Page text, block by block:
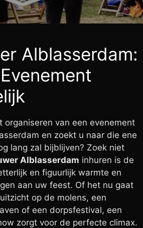
Alblasserdam:
organiseren van een evenement
en zoekt u naar die ene
lang zal bijblijven? Zoek niet
Alblasserdam inhuren is de
en figuurlijk warmte en
aan uw feest. Of het nu gaat
op de molens, een
of een dorpsfestival, een
zorgt voor de perfecte climax.